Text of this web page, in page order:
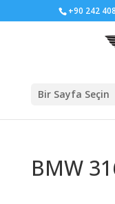
+90 242
Bir Sayfa Seçin
BMW